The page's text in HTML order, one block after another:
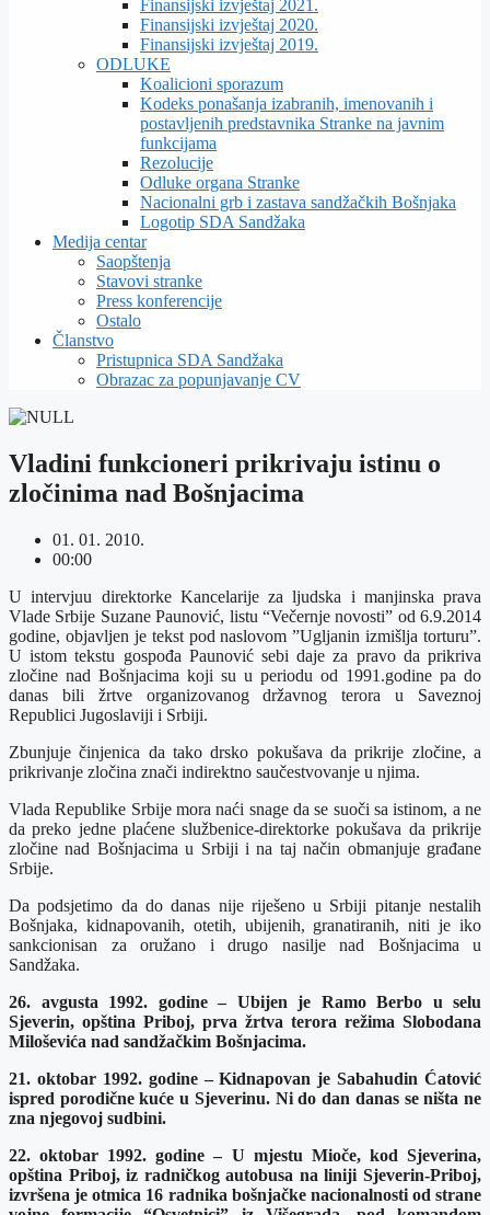
Finansijski izvještaj 2021.
Finansijski izvještaj 2020.
Finansijski izvještaj 2019.
ODLUKE
Koalicioni sporazum
Kodeks ponašanja izabranih, imenovanih i
postavljenih predstavnika Stranke na javnim
funkcijama
Rezolucije
Odluke organa Stranke
Nacionalni grb i zastava sandžačkih Bošnjaka
Logotip SDA Sandžaka
Medija centar
Saopštenja
Stavovi stranke
Press konferencije
Ostalo
Članstvo
Pristupnica SDA Sandžaka
Obrazac za popunjavanje CV
Vladini funkcioneri prikrivaju istinu o
zločinima nad Bošnjacima
01. 01. 2010.
00:00
U intervjuu direktorke Kancelarije za ljudska i manjinska prava
Vlade Srbije Suzane Paunović, listu “Večernje novosti” od 6.9.2014
godine, objavljen je tekst pod naslovom ”Ugljanin izmišlja torturu”.
U istom tekstu gospođa Paunović sebi daje za pravo da prikriva
zločine nad Bošnjacima koji su u periodu od 1991.godine pa do
danas bili žrtve organizovanog državnog terora u Saveznoj
Republici Jugoslaviji i Srbiji.
Zbunjuje činjenica da tako drsko pokušava da prikrije zločine, a
prikrivanje zločina znači indirektno saučestvovanje u njima.
Vlada Republike Srbije mora naći snage da se suoči sa istinom, a ne
da preko jedne plaćene službenice-direktorke pokušava da prikrije
zločine nad Bošnjacima u Srbiji i na taj način obmanjuje građane
Srbije.
Da podsjetimo da do danas nije riješeno u Srbiji pitanje nestalih
Bošnjaka, kidnapovanih, otetih, ubijenih, granatiranih, niti je iko
sankcionisan za oružano i drugo nasilje nad Bošnjacima u
Sandžaka.
26. avgusta 1992. godine – Ubijen je Ramo Berbo u selu
Sjeverin, opština Priboj, prva žrtva terora režima Slobodana
Miloševića nad sandžačkim Bošnjacima.
21. oktobar 1992. godine – Kidnapovan je Sabahudin Ćatović
ispred porodične kuće u Sjeverinu. Ni do dan danas se ništa ne
zna njegovoj sudbini.
22. oktobar 1992. godine – U mjestu Mioče, kod Sjeverina,
opština Priboj, iz radničkog autobusa na liniji Sjeverin-Priboj,
izvršena je otmica 16 radnika bošnjačke nacionalnosti od strane